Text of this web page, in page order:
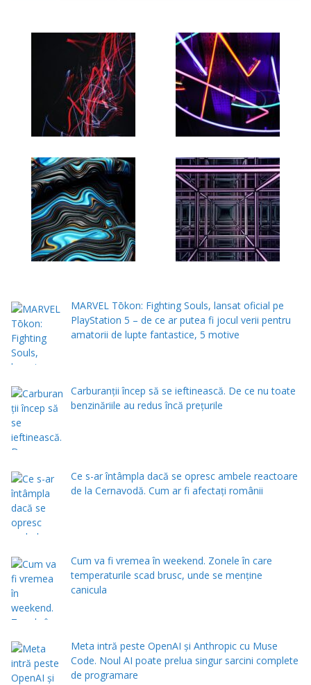
MARVEL Tōkon: Fighting Souls, lansat oficial pe
PlayStation 5 – de ce ar putea fi jocul verii pentru
amatorii de lupte fantastice, 5 motive
Carburanții încep să se ieftinească. De ce nu toate
benzinăriile au redus încă prețurile
Ce s-ar întâmpla dacă se opresc ambele reactoare
de la Cernavodă. Cum ar fi afectați românii
Cum va fi vremea în weekend. Zonele în care
temperaturile scad brusc, unde se menţine
canicula
Meta intră peste OpenAI și Anthropic cu Muse
Code. Noul AI poate prelua singur sarcini complete
de programare